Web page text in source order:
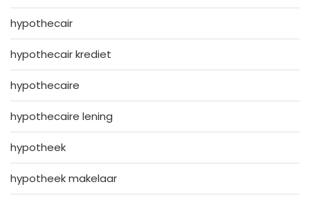
hypothecair
hypothecair krediet
hypothecaire
hypothecaire lening
hypotheek
hypotheek makelaar